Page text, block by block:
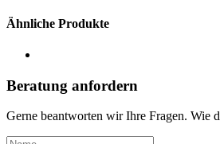
Ähnliche Produkte
Beratung anfordern
Gerne beantworten wir Ihre Fragen. Wie